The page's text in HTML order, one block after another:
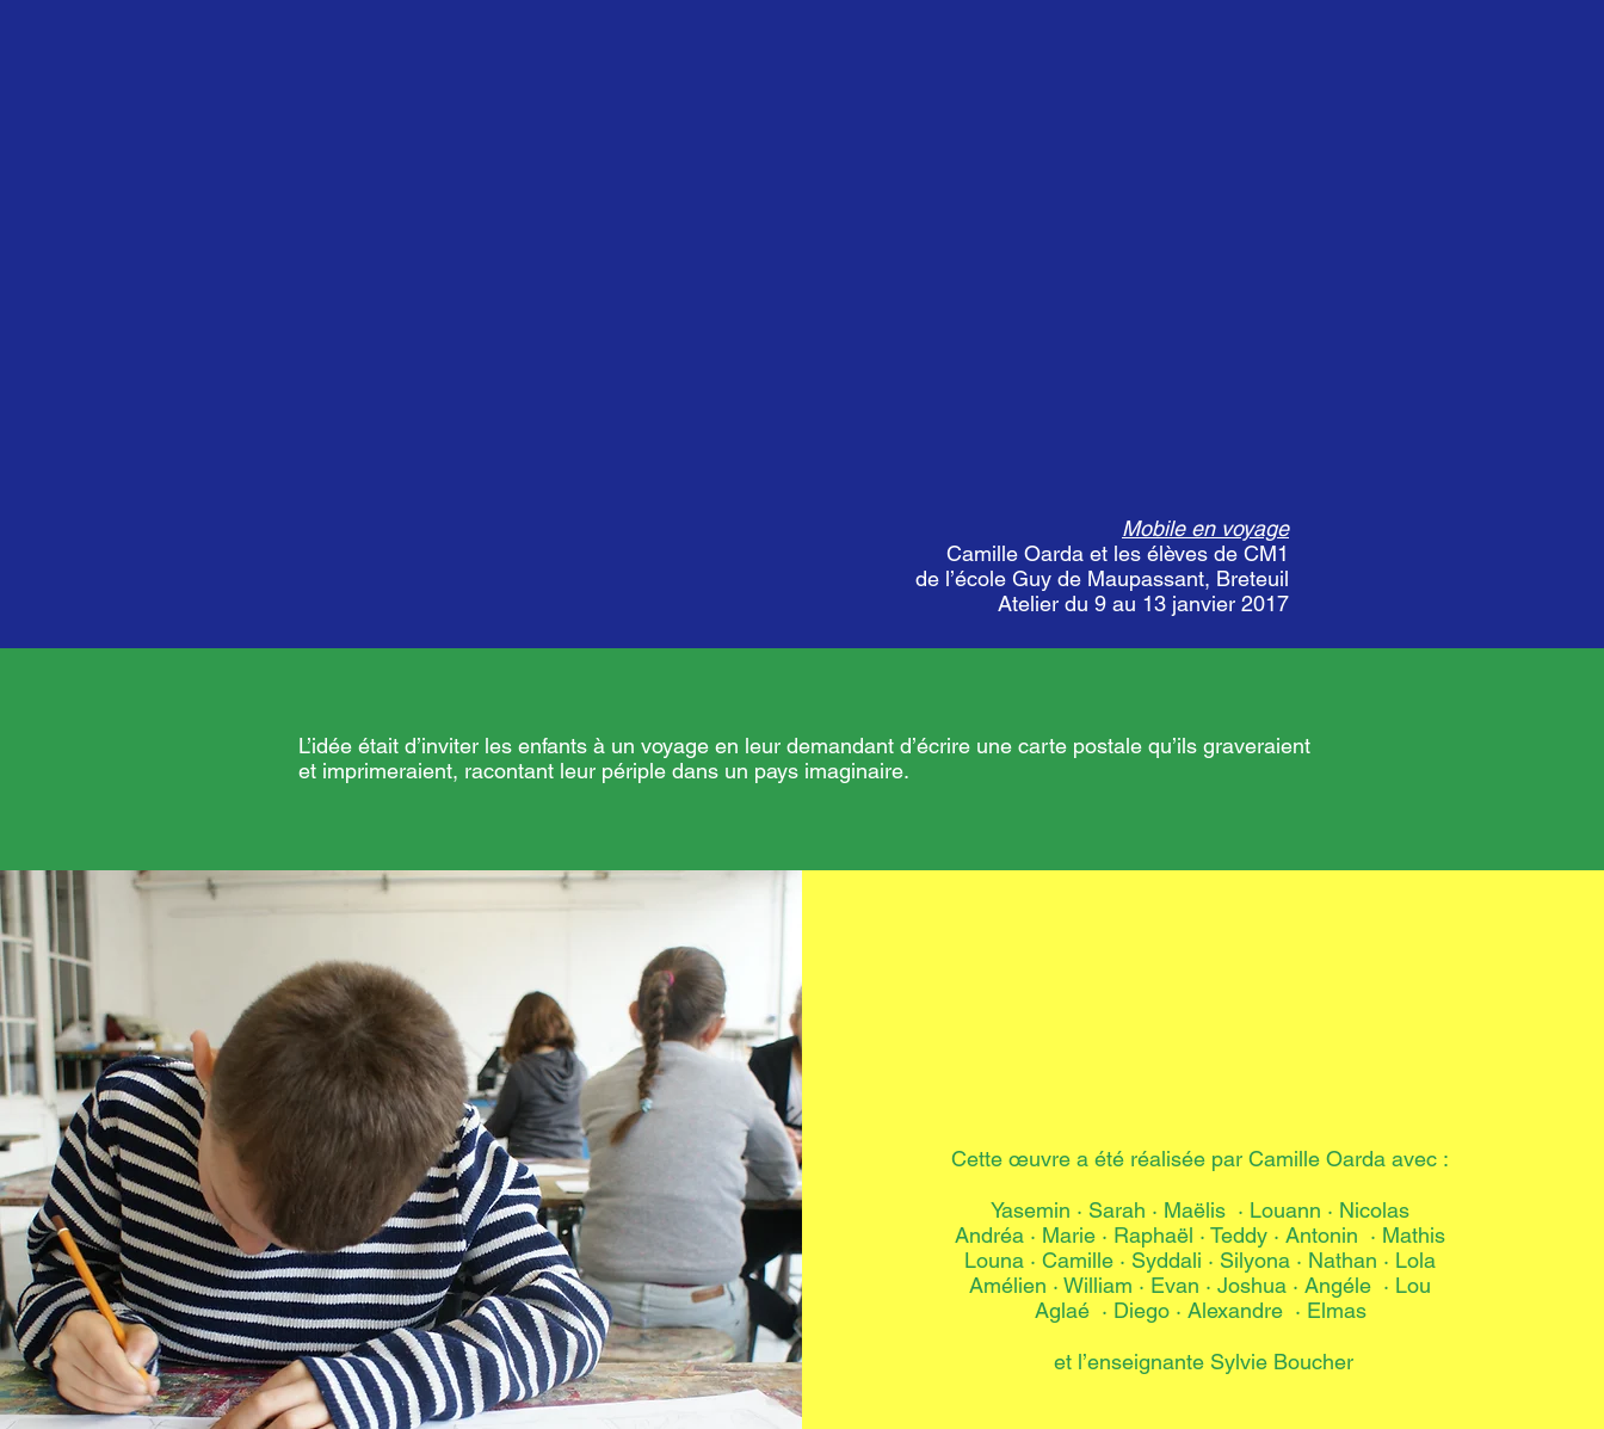
Mobile en voyage
Camille Oarda et les élèves de CM1
de l’école Guy de Maupassant, Breteuil
Atelier du 9 au 13 janvier 2017
L’idée était d’inviter les enfants à un voyage en leur demandant d’écrire une carte postale qu’ils graveraient
et imprimeraient, racontant leur périple dans un pays imaginaire.
Cette œuvre a été réalisée par Camille Oarda avec :
Yasemin · Sarah · Maëlis · Louann · Nicolas
Andréa · Marie · Raphaël · Teddy · Antonin · Mathis
Louna · Camille · Syddali · Silyona · Nathan · Lola
Amélien · William · Evan · Joshua · Angéle · Lou
Aglaé · Diego · Alexandre · Elmas
et l’enseignante Sylvie Boucher​​